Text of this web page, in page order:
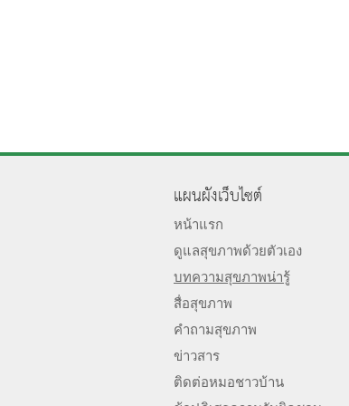
แผนผังเว็บไซต์
หน้าแรก
ดูแลสุขภาพด้วยตัวเอง
บทความสุขภาพน่ารู้
สื่อสุขภาพ
คำถามสุขภาพ
ข่าวสาร
ติดต่อหมอชาวบ้าน